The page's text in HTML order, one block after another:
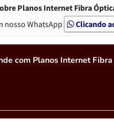
Planos Internet Fibra
nosso WhatsApp Clicando
com Planos Internet